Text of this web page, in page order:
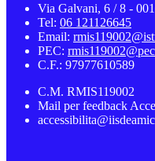
Via Galvani, 6 / 8 -
Tel: 06 121126645
Email:
PEC:
C.F.: 97977610589
C.M. RMIS119002
Mail per feedback